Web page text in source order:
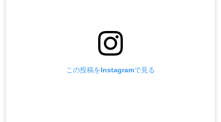
この投稿をInstagramで見る